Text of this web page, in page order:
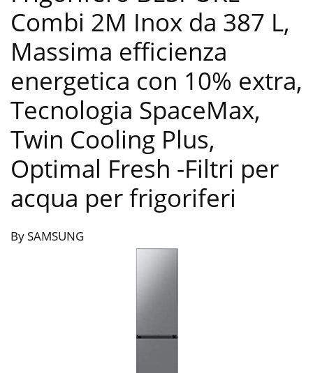
Combi 2M Inox da 387 L,
Massima efficienza
energetica con 10% extra,
Tecnologia SpaceMax,
Twin Cooling Plus,
Optimal Fresh -Filtri per
acqua per frigoriferi
By SAMSUNG